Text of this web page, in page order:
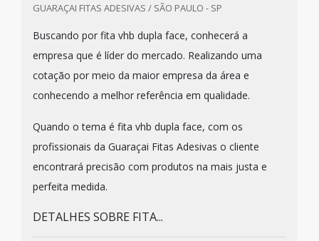
GUARAÇAI FITAS ADESIVAS / SÃO PAULO - SP
Buscando por fita vhb dupla face, conhecerá a
empresa que é líder do mercado. Realizando uma
cotação por meio da maior empresa da área e
conhecendo a melhor referência em qualidade.
Quando o tema é fita vhb dupla face, com os
profissionais da Guaraçai Fitas Adesivas o cliente
encontrará precisão com produtos na mais justa e
perfeita medida.
DETALHES SOBRE FITA...